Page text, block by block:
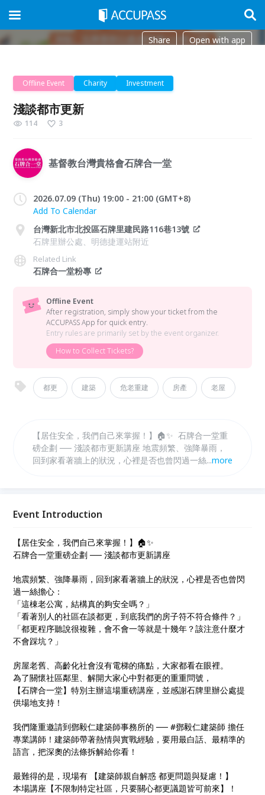
Share Open with app
Offline Event Charity Investment
淺談都市更新
114 3
基督教台灣貴格會石牌合一堂
2026.07.09 (Thu) 19:00 - 21:00 (GMT+8)
Add To Calendar
台灣新北市北投區石牌里建民路116巷13號
石牌里辦公處、明德捷運站附近
Related Link
石牌合一堂粉專
Offline Event
After registration, simply show your ticket from the
ACCUPASS App for quick entry.
Entry rules are primarily set by the event organizer.
How to Collect Tickets?
都更 建築 危老重建 房產 老屋
【居住安全，我們自己來掌握！】🏠✨ 石牌合一堂重
磅企劃 ── 淺談都市更新講座 地震頻繁、強降暴雨，
回到家看著牆上的狀況，心裡是否也曾閃過一絲擔心：
意什麼才不會踩坑？」 我們隆重邀請到鄧毅仁建築
~ 本場講座【不限制特定社區，關心都更議題皆可前
來】！
...more
Event Introduction
【居住安全，我們自己來掌握！】🏠✨
石牌合一堂重磅企劃 ── 淺談都市更新講座
地震頻繁、強降暴雨，回到家看著牆上的狀況，心裡是否也曾閃
過一絲擔心：
「這棟老公寓，結構真的夠安全嗎？」
「看著別人的社區在談都更，到底我們的房子符不符合條件？」
「都更程序聽說很複雜，會不會一等就是十幾年？該注意什麼才
不會踩坑？」
房屋老舊、高齡化社會沒有電梯的痛點，大家都看在眼裡。
為了關懷社區鄰里、解開大家心中對都更的重重問號，
【石牌合一堂】特別主辦這場重磅講座，並感謝石牌里辦公處提
供場地支持！
我們隆重邀請到鄧毅仁建築師事務所的 ── #鄧毅仁建築師 擔任
專業講師！建築師帶著熱情與實戰經驗，要用最白話、最精準的
語言，把深奧的法條拆解給你看！
最難得的是，現場有 【建築師親自解惑 都更問題與疑慮！】
本場講座【不限制特定社區，只要關心都更議題皆可前來】！